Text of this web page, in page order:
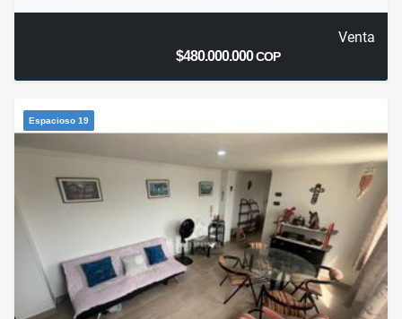
Venta
$480.000.000COP
Espacioso 19